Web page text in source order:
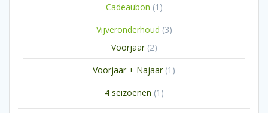
Cadeaubon 1 1
product
Vijveronderhoud 33
Voorjaar 22
producten
Voorjaar + Najaar 1 1
product
4 seizoenen 1 1